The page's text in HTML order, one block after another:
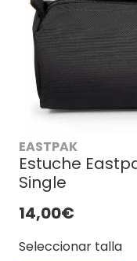
EASTPAK
Estuche
Single
14,00€
Seleccionar talla